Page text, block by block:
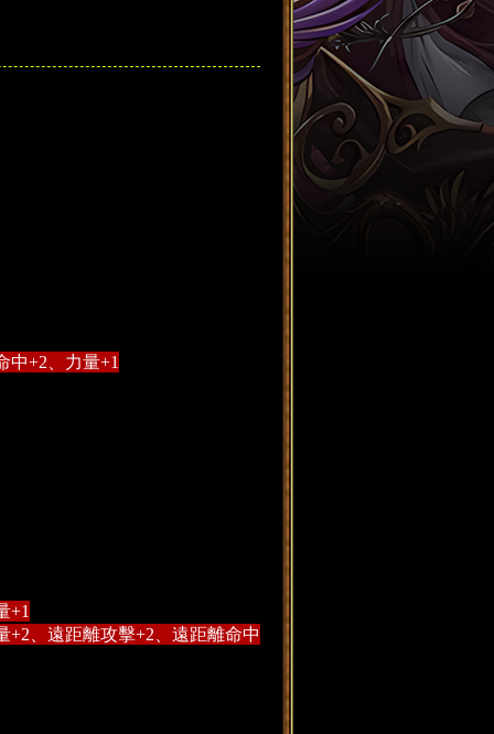
+2、力量+1
+1
、遠距離攻擊+2、遠距離命中